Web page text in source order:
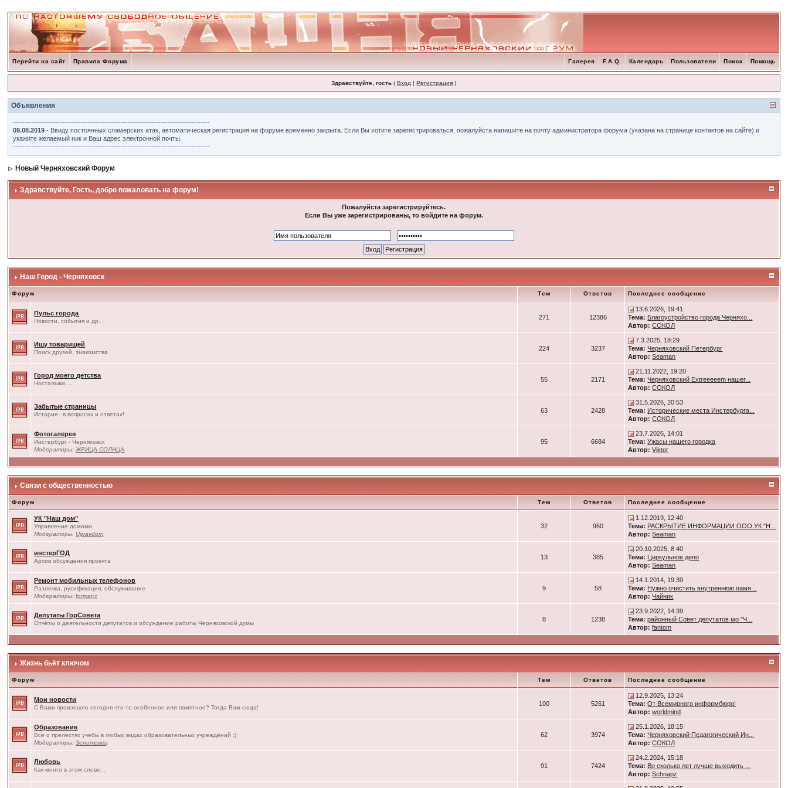
Перейти на сайт Правила Форума Помощь
Поиск
Пользователи
Календарь
F.A.Q.
Галерея
Здравствуйте, гость (Вход |Регистрация )
Объявления
------------------------------------------------------------------------------------
09.08.2019 - Ввиду постоянных спамерских атак, автоматическая регистрация на форуме временно закрыта. Если Вы хотите зарегистрироваться, пожалуйста напишите на почту администратора форума (указана на странице контактов на сайте) и
укажите желаемый ник и Ваш адрес электронной почты.
------------------------------------------------------------------------------------
Новый Черняховский Форум
Здравствуйте, Гость, добро пожаловать на форум!
Пожалуйста зарегистрируйтесь.
Если Вы уже зарегистрированы, то войдите на форум.
Наш Город - Черняховск
Форум Тем Ответов Последнее сообщение
Пульс города
Новости, события и др.
271 12386
13.6.2026, 19:41
Тема: Благоустройство города Черняхо...
Автор: СОКОЛ
Ищу товарищей
Поиск друзей, знакомства
224 3237
7.3.2025, 18:29
Тема: Черняховский Петербург
Автор: Seaman
Город моего детства
Ностальжи....
55 2171
21.11.2022, 19:20
Тема: Черняховский Extreeeeem нашег...
Автор: СОКОЛ
Забытые страницы
История - в вопросах и ответах!
63 2428
31.5.2026, 20:53
Тема: Исторические места Инстербурга...
Автор: СОКОЛ
Фотогалерея
Инстербург - Черняховск
Модераторы:ЖРИЦА СОЛНЦА
95 6684
23.7.2026, 14:01
Тема: Ужасы нашего городка
Автор: Viktor
Связи с общественностью
Форум Тем Ответов Последнее сообщение
УК "Наш дом"
Управление домами
Модераторы:Upravdom
32 960
1.12.2019, 12:40
Тема: РАСКРЫТИЕ ИНФОРМАЦИИ ООО УК "Н...
Автор: Seaman
инстерГОД
Архив обсуждения проекта
13 385
20.10.2025, 8:40
Тема: Циркульное депо
Автор: Seaman
Ремонт мобильных телефонов
Разлочка, русификация, обслуживание
Модераторы:format:c
9 58
14.1.2014, 19:39
Тема: Нужно очистить внутреннюю памя...
Автор: Чайник
Депутаты ГорСовета
Отчёты о деятельности депутатов и обсуждение работы Черняховской думы
8 1238
23.9.2022, 14:39
Тема: районный Совет депутатов мо "Ч...
Автор: fantom
Жизнь бьёт ключом
Форум Тем Ответов Последнее сообщение
Мои новости
С Вами произошло сегодня что-то особенное или памятное? Тогда Вам сюда!
100 5261
12.9.2025, 13:24
Тема: От Всемирного информбюро!
Автор: worldmind
Образование
Все о прелестях учебы в любых видах образовательных учреждений :)
Модераторы:Зенитовец
62 3974
25.1.2026, 18:15
Тема: Черняховский Педагогический Ин...
Автор: СОКОЛ
Любовь
Как много в этом слове...
91 7424
24.2.2024, 15:18
Тема: Во сколько лет лучше выходить ...
Автор: Schnapz